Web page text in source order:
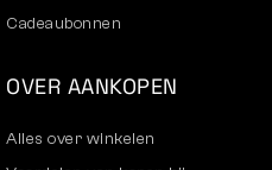
Cadeaubonnen
OVER AANKOPEN
Alles over winkelen